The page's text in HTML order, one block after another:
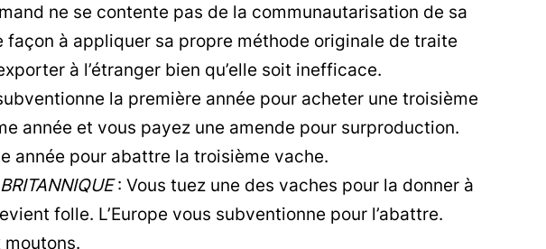
ne se contente pas de la communautarisation de sa
à appliquer sa propre méthode originale de traite
à l’étranger bien qu’elle soit inefficace.
la première année pour acheter une troisième
année et vous payez une amende pour surproduction.
année pour abattre la troisième vache.
: Vous tuez une des vaches pour la donner à
folle. L’Europe vous subventionne pour l’abattre.
moutons.